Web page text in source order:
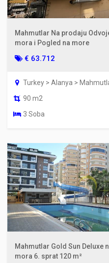
Mahmutlar Na prodaju
mora i Pogled na more
€ 63.712
Turkey > Alanya >
90 m2
3 Soba
Mahmutlar Gold Sun Deluxe
mora 6. sprat 120 m²